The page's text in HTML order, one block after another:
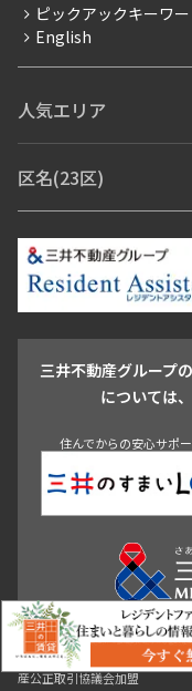
フリーレント
ペット可
ブランドマンション
ピックアックキーワー
English
人気エリア
青山・表参道・原宿
日本橋・銀座
市ヶ谷・
芝浦・汐留・品川
月島
新宿・代々木
目白・高
池尻大橋・三軒茶屋
祐
駒沢・用賀・二子玉川
戸越・大井・蒲田
青山 渋谷 東京・大手
神田・御茶ノ水・秋葉原
区名(23区)
品川区
世田谷区 大田区
豊島区
杉並区 板橋区
葛飾区
江戸川区
三井不動産グループ
については
住んでからの安心サポ